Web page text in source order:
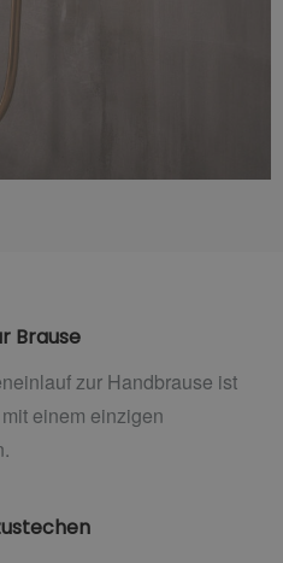
Brause
zur Handbrause ist
einem einzigen